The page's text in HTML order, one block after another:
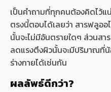
เป็นคำถามที่ทุกคนต้องคิดไว้แ
ตรงนี้ตอบได้เลยว่า สารฟลูอ
นั้นจะไม่มีอันตรายใดๆ ส่วนส
ลดแรงตึงผิวนั้นจะมีปริมาณที่น้
ร่างกายได้เช่นกัน
ผลลัพธ์ดีกว่า?